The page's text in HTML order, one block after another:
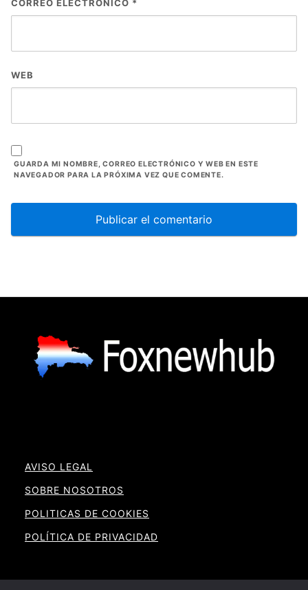
CORREO ELECTRÓNICO *
WEB
GUARDA MI NOMBRE, CORREO ELECTRÓNICO Y WEB EN ESTE
NAVEGADOR PARA LA PRÓXIMA VEZ QUE COMENTE.
AVISO LEGAL
SOBRE NOSOTROS
POLITICAS DE COOKIES
POLÍTICA DE PRIVACIDAD